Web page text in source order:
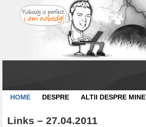
HOME DESPRE ALTII DESPRE MINE
Links – 27.04.2011